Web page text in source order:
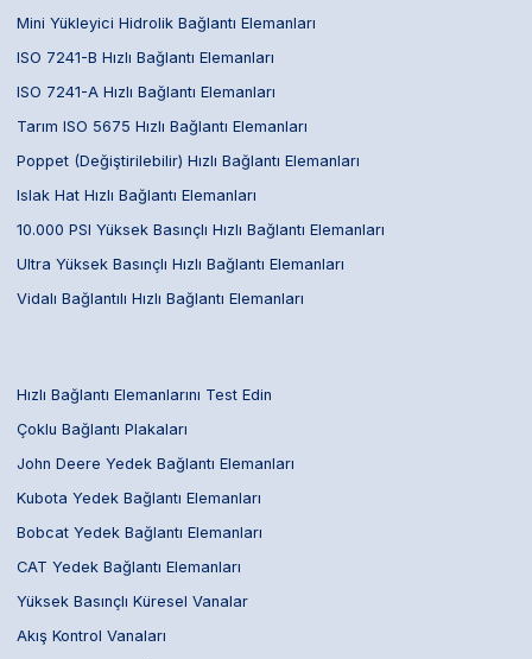
Mini Yükleyici Hidrolik Bağlantı Elemanları
ISO 7241-B Hızlı Bağlantı Elemanları
ISO 7241-A Hızlı Bağlantı Elemanları
Tarım ISO 5675 Hızlı Bağlantı Elemanları
Poppet (Değiştirilebilir) Hızlı Bağlantı Elemanları
Islak Hat Hızlı Bağlantı Elemanları
10.000 PSI Yüksek Basınçlı Hızlı Bağlantı Elemanları
Ultra Yüksek Basınçlı Hızlı Bağlantı Elemanları
Vidalı Bağlantılı Hızlı Bağlantı Elemanları
Hızlı Bağlantı Elemanlarını Test Edin
Çoklu Bağlantı Plakaları
John Deere Yedek Bağlantı Elemanları
Kubota Yedek Bağlantı Elemanları
Bobcat Yedek Bağlantı Elemanları
CAT Yedek Bağlantı Elemanları
Yüksek Basınçlı Küresel Vanalar
Akış Kontrol Vanaları